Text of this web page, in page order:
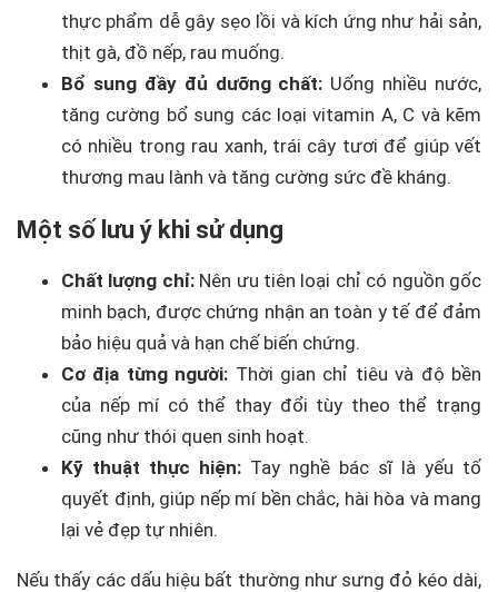
thực phẩm dễ gây sẹo lồi và kích ứng như hải sản,
thịt gà, đồ nếp, rau muống.
Bổ sung đầy đủ dưỡng chất: Uống nhiều nước,
tăng cường bổ sung các loại vitamin A, C và kẽm
có nhiều trong rau xanh, trái cây tươi để giúp vết
thương mau lành và tăng cường sức đề kháng.
Một số lưu ý khi sử dụng
Chất lượng chỉ:Nên ưu tiên loại chỉ có nguồn gốc
minh bạch, được chứng nhận an toàn y tế để đảm
bảo hiệu quả và hạn chế biến chứng.
Cơ địa từng người: Thời gian chỉ tiêu và độ bền
của nếp mí có thể thay đổi tùy theo thể trạng
cũng như thói quen sinh hoạt.
Kỹ thuật thực hiện: Tay nghề bác sĩ là yếu tố
quyết định, giúp nếp mí bền chắc, hài hòa và mang
lại vẻ đẹp tự nhiên.
Nếu thấy các dấu hiệu bất thường như sưng đỏ kéo dài,